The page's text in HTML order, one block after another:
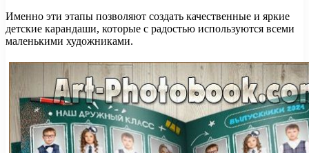
Именно эти этапы позволяют создать качественные и яркие
детские карандаши, которые с радостью используются всеми
маленькими художниками.